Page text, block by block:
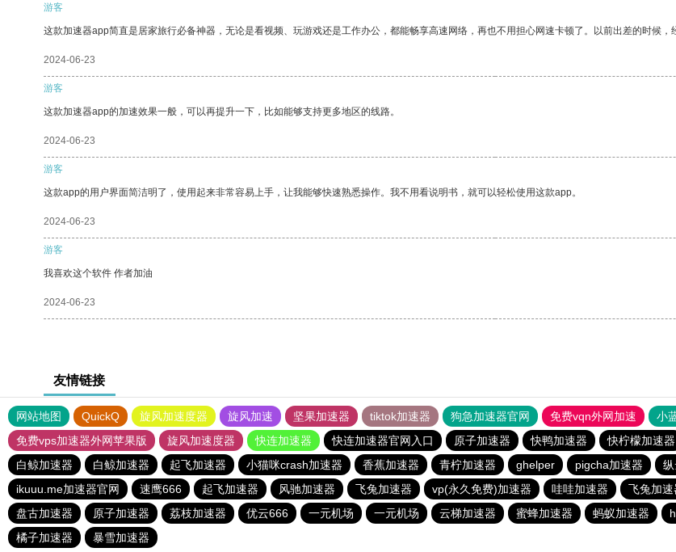
游客
这款加速器app简直是居家旅行必备神器，无论是看视频、玩游戏还是工作办公，都能畅享高速网络，再也不用担心网速卡顿了。以前出差的时候
2024-06-23
游客
这款加速器app的加速效果一般，可以再提升一下，比如能够支持更多地区的线路。
2024-06-23
游客
这款app的用户界面简洁明了，使用起来非常容易上手，让我能够快速熟悉操作。我不用看说明书，就可以轻松使用这款app。
2024-06-23
游客
我喜欢这个软件 作者加油
2024-06-23
友情链接
网站地图 QuickQ 旋风加速度器 旋风加速 坚果加速器 tiktok加速器 狗急加速器官网 免费vqn外网加速 小
免费vps加速器外网苹果版
旋风加速度器 快连加速器 快连加速器官网入口 原子加速器 快鸭加速器 快柠檬加速器
白鲸加速器
白鲸加速器 起飞加速器 小猫咪crash加速器 香蕉加速器 青柠加速器 ghelper pigcha加速器
ikuuu.me加速器官网
速鹰666 起飞加速器 风驰加速器 飞兔加速器 vp(永久免费)加速器 哇哇加速器 飞兔加速
盘古加速器
原子加速器 荔枝加速器 优云666 一元机场 一元机场 云梯加速器 蜜蜂加速器 蚂蚁加速器
橘子加速器
暴雪加速器